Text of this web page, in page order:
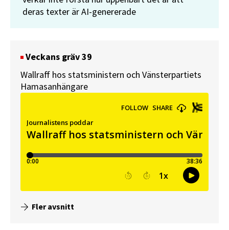
deras texter är AI-genererade
Veckans gräv 39
Wallraff hos statsministern och Vänsterpartiets
Hamasanhängare
Fler avsnitt